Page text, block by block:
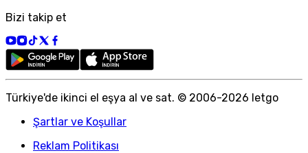
Bizi takip et
Türkiye'de ikinci el eşya al ve sat. © 2006-2026 letgo
Şartlar ve Koşullar
Reklam Politikası